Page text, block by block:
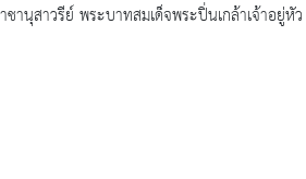
นุสาวรีย์ พระบาทสมเด็จพระปิ่นเกล้าเจ้าอยู่หัว